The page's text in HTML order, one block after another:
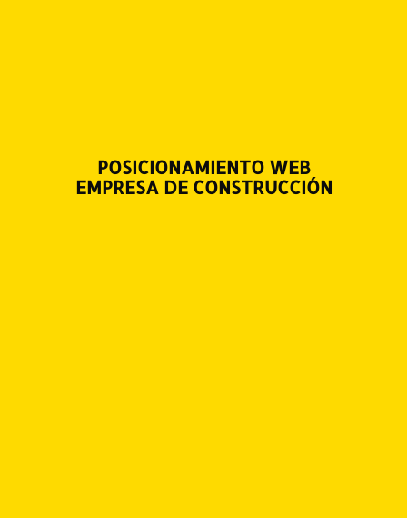
POSICIONAMIENTO WEB
EMPRESA DE CONSTRUCCIÓN